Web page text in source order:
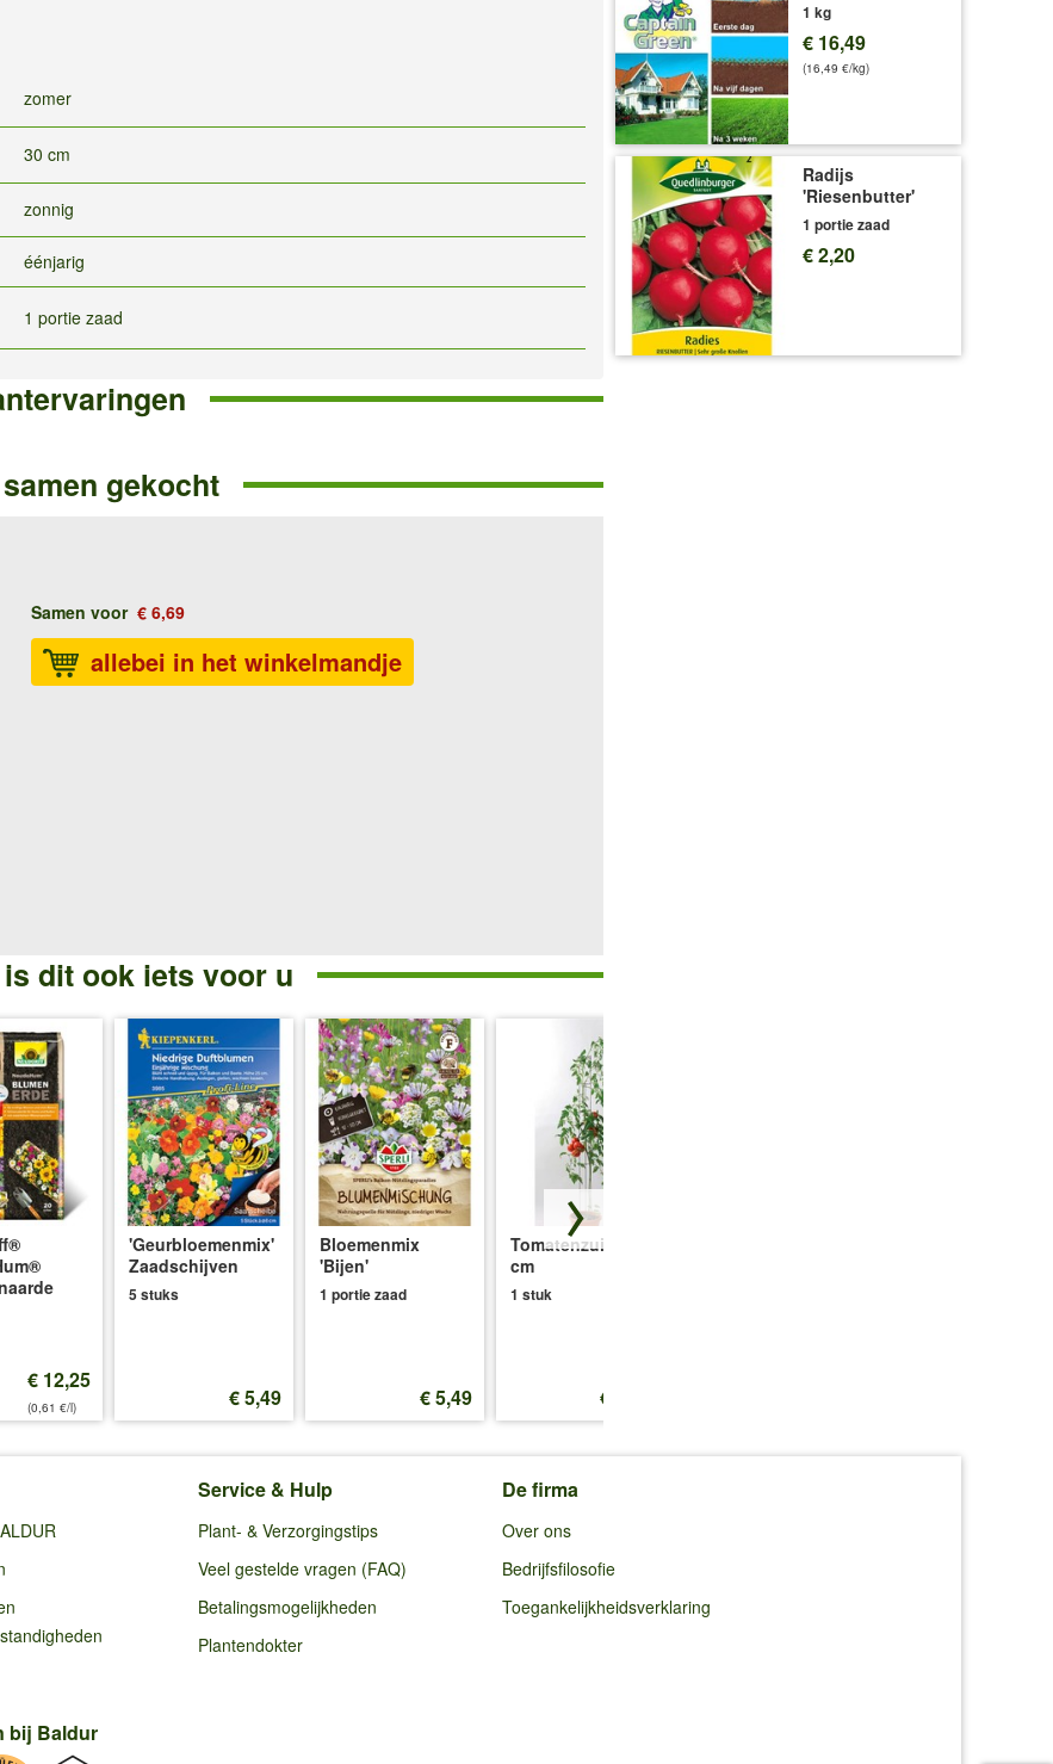
zomer
30 cm
zonnig
éénjarig
1 portie zaad
gekocht
Samen voor € 6,69
allebei in het winkelmandje
dit ook iets voor u
€ 12,25
(0,61 €/l)
'Geurbloemenmix'
Zaadschijven
5 stuks
€ 5,49
Bloemenmix
'Bijen'
1 portie zaad
€ 5,49
Tomatenzuil 120
cm
1 stuk
€ 13,25
1 kg
€ 16,49
(16,49 €/kg)
Radijs
'Riesenbutter'
1 portie zaad
€ 2,20
Service & Hulp
Plant- & Verzorgingstips
Veel gestelde vragen (FAQ)
Betalingsmogelijkheden
Plantendokter
De firma
Over ons
Bedrijfsfilosofie
Toegankelijkheidsverklaring
bij Baldur